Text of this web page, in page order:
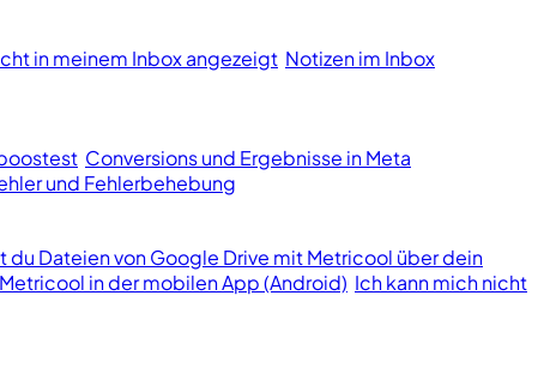
in meinem Inbox angezeigt Notizen im Inbox
Conversions und Ergebnisse in Meta
und Fehlerbehebung
du Dateien von Google Drive mit Metricool über dein
in der mobilen App (Android) Ich kann mich nicht